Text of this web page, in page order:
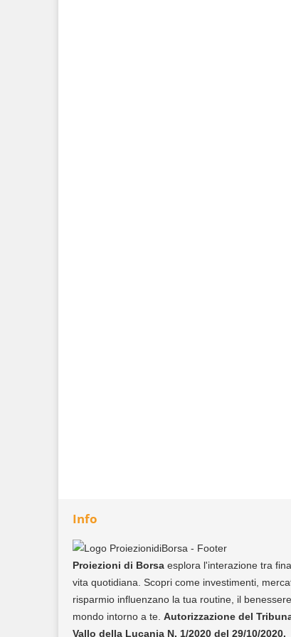
Info
Proiezioni di Borsa esplora l'interazione tra
vita quotidiana. Scopri come investimenti,
risparmio influenzano la tua routine, il
mondo intorno a te. Autorizzazione del
Vallo della Lucania N. 1/2020 del 29/10/2020.